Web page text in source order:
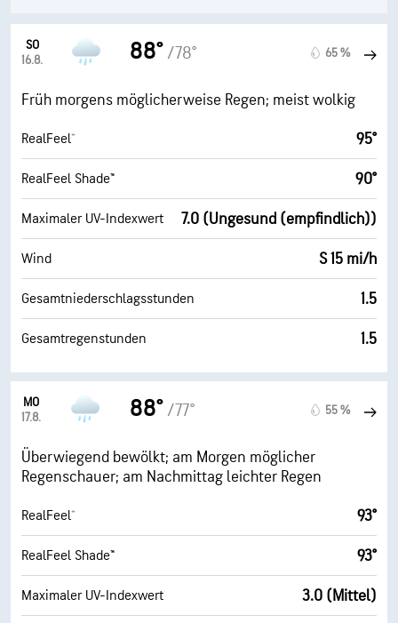
SO
16.8.
88° /78° 65 %
Früh morgens möglicherweise Regen; meist wolkig
RealFeel® 95°
RealFeel Shade™ 90°
Maximaler UV-Indexwert 7.0 (Ungesund (empfindlich))
Wind S 15 mi/h
Gesamtniederschlagsstunden 1.5
Gesamtregenstunden 1.5
MO
17.8.
88° /77° 55 %
Überwiegend bewölkt; am Morgen möglicher
Regenschauer; am Nachmittag leichter Regen
RealFeel® 93°
RealFeel Shade™ 93°
Maximaler UV-Indexwert 3.0 (Mittel)